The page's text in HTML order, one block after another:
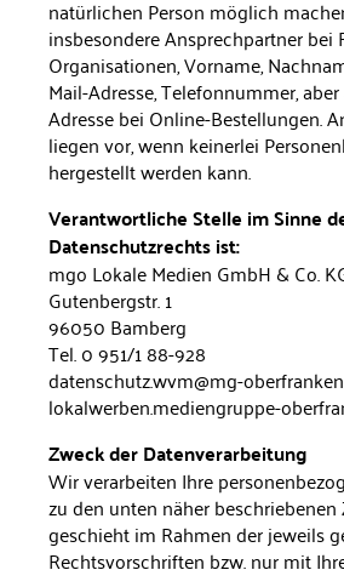
natürlichen Person möglich
insbesondere Ansprechpartner bei
Organisationen, Vorname,
Mail-Adresse, Telefonnummer,
Adresse bei Online-Bestellungen.
liegen vor, wenn keinerlei
hergestellt werden kann.
Verantwortliche Stelle im Sinne
Datenschutzrechts ist:
mgo Lokale Medien GmbH & Co.
Gutenbergstr. 1
96050 Bamberg
Tel. 0 951/1 88-928
datenschutz.wvm@mg-
lokalwerben.mediengruppe-
Zweck der Datenverarbeitung
Wir verarbeiten Ihre
zu den unten näher beschriebenen
geschieht im Rahmen der je­weils
Rechtsvorschriften bzw. nur mit